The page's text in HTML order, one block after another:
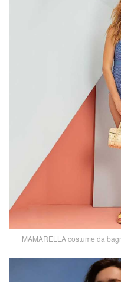
MAMARELLA costume da